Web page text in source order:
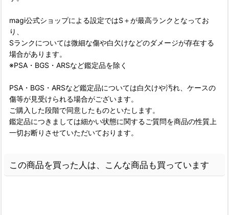
magi公式ショップによる設定ではS＋が最高ランクとなってお
り、
Sランクについては微細な傷や白欠けなどのダメージが存在する
場合があります。
※PSA・BGS・ARSなど鑑定品を除く
PSA・BGS・ARSなど鑑定品については白欠けや汚れ、ケースの
傷等が見受けられる場合がございます。
ご購入した段階で同意したものといたします。
鑑定品につきましては細かい状態に関するご質問を商品の性質上
一切お断りさせていただいております。
この商品を買った人は、こんな商品も買っています